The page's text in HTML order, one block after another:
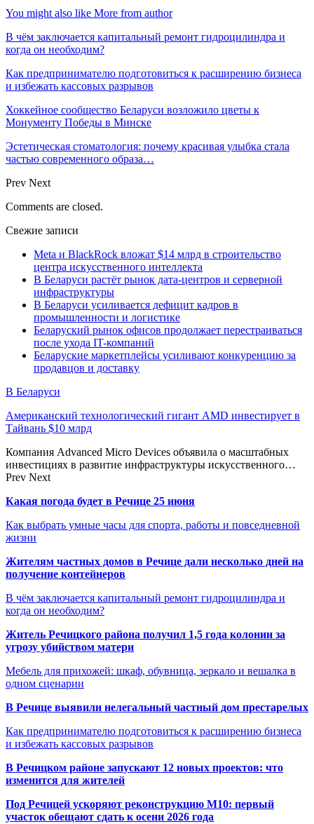
You might also like More from author
В чём заключается капитальный ремонт гидроцилиндра и
когда он необходим?
Как предпринимателю подготовиться к расширению бизнеса
и избежать кассовых разрывов
Хоккейное сообщество Беларуси возложило цветы к
Монументу Победы в Минске
Эстетическая стоматология: почему красивая улыбка стала
частью современного образа…
Prev Next
Comments are closed.
Свежие записи
Meta и BlackRock вложат $14 млрд в строительство
центра искусственного интеллекта
В Беларуси растёт рынок дата-центров и серверной
инфраструктуры
В Беларуси усиливается дефицит кадров в
промышленности и логистике
Беларуский рынок офисов продолжает перестраиваться
после ухода IT-компаний
Беларуские маркетплейсы усиливают конкуренцию за
продавцов и доставку
В Беларуси
Американский технологический гигант AMD инвестирует в
Тайвань $10 млрд
Компания Advanced Micro Devices объявила о масштабных
инвестициях в развитие инфраструктуры искусственного…
Prev Next
Какая погода будет в Речице 25 июня
Как выбрать умные часы для спорта, работы и повседневной
жизни
Жителям частных домов в Речице дали несколько дней на
получение контейнеров
В чём заключается капитальный ремонт гидроцилиндра и
когда он необходим?
Житель Речицкого района получил 1,5 года колонии за
угрозу убийством матери
Мебель для прихожей: шкаф, обувница, зеркало и вешалка в
одном сценарии
В Речице выявили нелегальный частный дом престарелых
Как предпринимателю подготовиться к расширению бизнеса
и избежать кассовых разрывов
В Речицком районе запускают 12 новых проектов: что
изменится для жителей
Под Речицей ускоряют реконструкцию М10: первый
участок обещают сдать к осени 2026 года